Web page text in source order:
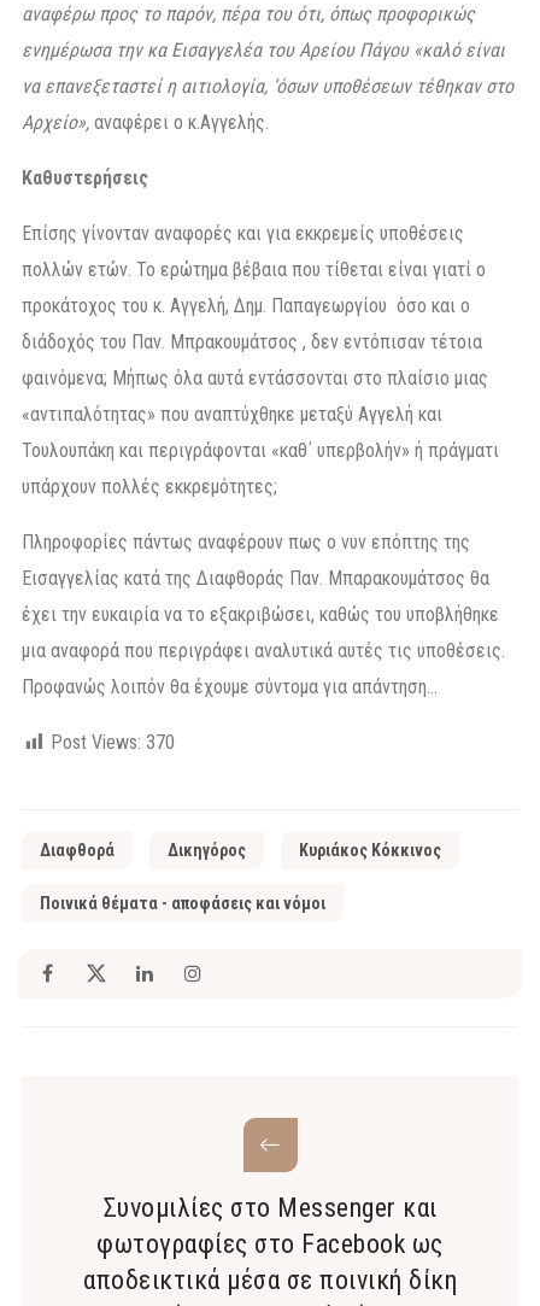
αναφέρω προς το παρόν, πέρα του ότι, όπως προφορικώς
ενημέρωσα την κα Εισαγγελέα του Αρείου Πάγου «καλό είναι
να επανεξεταστεί η αιτιολογία, ‘όσων υποθέσεων τέθηκαν στο
Αρχείο», αναφέρει ο κ.Αγγελής.
Καθυστερήσεις
Επίσης γίνονταν αναφορές και για εκκρεμείς υποθέσεις
πολλών ετών. Το ερώτημα βέβαια που τίθεται είναι γιατί ο
προκάτοχος του κ. Αγγελή, Δημ. Παπαγεωργίου όσο και ο
διάδοχός του Παν. Μπρακουμάτσος , δεν εντόπισαν τέτοια
φαινόμενα; Μήπως όλα αυτά εντάσσονται στο πλαίσιο μιας
«αντιπαλότητας» που αναπτύχθηκε μεταξύ Αγγελή και
Τουλουπάκη και περιγράφονται «καθ΄ υπερβολήν» ή πράγματι
υπάρχουν πολλές εκκρεμότητες;
Πληροφορίες πάντως αναφέρουν πως ο νυν επόπτης της
Εισαγγελίας κατά της Διαφθοράς Παν. Μπαρακουμάτσος θα
έχει την ευκαιρία να το εξακριβώσει, καθώς του υποβλήθηκε
μια αναφορά που περιγράφει αναλυτικά αυτές τις υποθέσεις.
Προφανώς λοιπόν θα έχουμε σύντομα για απάντηση…
Post Views: 370
Διαφθορά Δικηγόρος Κυριάκος Κόκκινος
Ποινικά θέματα - αποφάσεις και νόμοι
Συνομιλίες στο Messenger και
φωτογραφίες στο Facebook ως
αποδεικτικά μέσα σε ποινική δίκη